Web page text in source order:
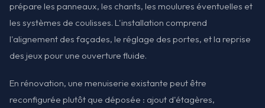
prépare les panneaux, les chants, les moulures éventuelles et
les systèmes de coulisses. L'installation comprend
l'alignement des façades, le réglage des portes, et la reprise
des jeux pour une ouverture fluide.
En rénovation, une menuiserie existante peut être
reconfigurée plutôt que déposée : ajout d'étagères,